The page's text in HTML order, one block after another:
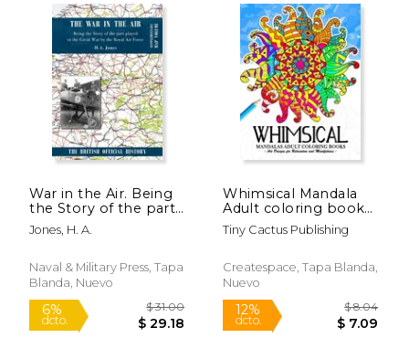
6%
dcto. $ 19.72
6%
dcto. $
War in the Air. Being
the Story of the part
played in the Great
War by the Royal Air
Supplementary Map
Volume (en Inglés)
Jones, H. A.
Naval & Military Press, Tapa
Blanda, Nuevo
Whimsical Mandala
Adult coloring books:
Art Design for
Relaxation and
Tiny Cactus Publishing
Createspace, Tapa Blanda,
Nuevo